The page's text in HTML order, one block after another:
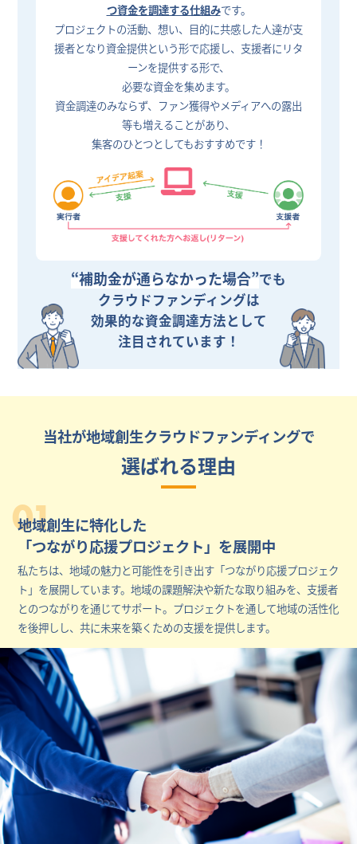
つ資金を調達する仕組みです。
プロジェクトの活動、想い、目的に共感した人達が支
援者となり資金提供という形で応援し、支援者にリタ
ーンを提供する形で、
必要な資金を集めます。
資金調達のみならず、ファン獲得やメディアへの露出
等も増えることがあり、
集客のひとつとしてもおすすめです！
“補助金が通らなかった場合”でも
クラウドファンディングは
効果的な資金調達方法として
注目されています！
当社が地域創生クラウドファンディングで
選ばれる理由
01
地域創生に特化した
「つながり応援プロジェクト」を展開中
私たちは、地域の魅力と可能性を引き出す「つながり応援プロジェク
ト」を展開しています。地域の課題解決や新たな取り組みを、支援者
とのつながりを通じてサポート。プロジェクトを通して地域の活性化
を後押しし、共に未来を築くための支援を提供します。